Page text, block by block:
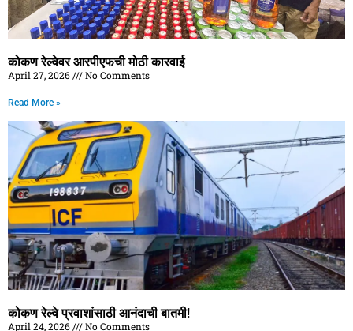
कोकण रेल्वेवर आरपीएफची मोठी कारवाई
April 27, 2026 No Comments
Read More »
कोकण रेल्वे प्रवाशांसाठी आनंदाची बातमी!
April 24, 2026 No Comments